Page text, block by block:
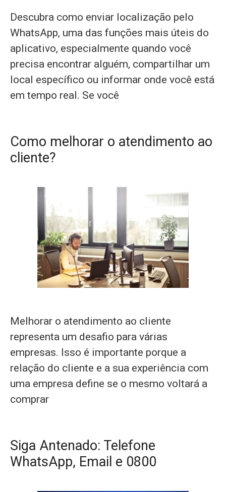
Descubra como enviar localização pelo
WhatsApp, uma das funções mais úteis do
aplicativo, especialmente quando você
precisa encontrar alguém, compartilhar um
local específico ou informar onde você está
em tempo real. Se você
Como melhorar o atendimento ao
cliente?
Melhorar o atendimento ao cliente
representa um desafio para várias
empresas. Isso é importante porque a
relação do cliente e a sua experiência com
uma empresa define se o mesmo voltará a
comprar
Siga Antenado: Telefone
WhatsApp, Email e 0800